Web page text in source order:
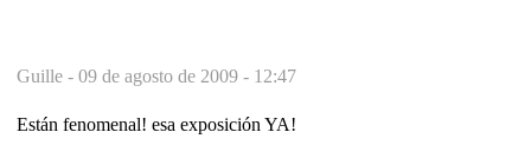
Guille - 09 de agosto de 2009 - 12:47
Están fenomenal! esa exposición YA!